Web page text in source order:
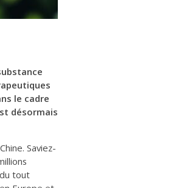
le cadre
désormais
Saviez-
tout